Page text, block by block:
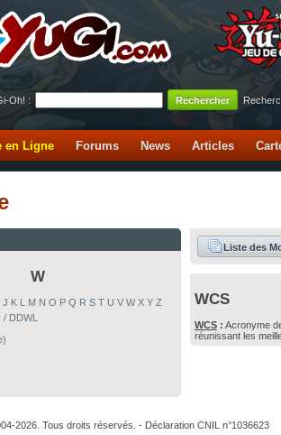
Oh! :
en Ligne Forums News Articles
W
J K M N O P Q R S T U V W X Y Z
DDWL
Liste des
WCS
WCS: Acronyme
réunissant les
2026. Tous droits réservés. - Déclaration CNIL n°1036623